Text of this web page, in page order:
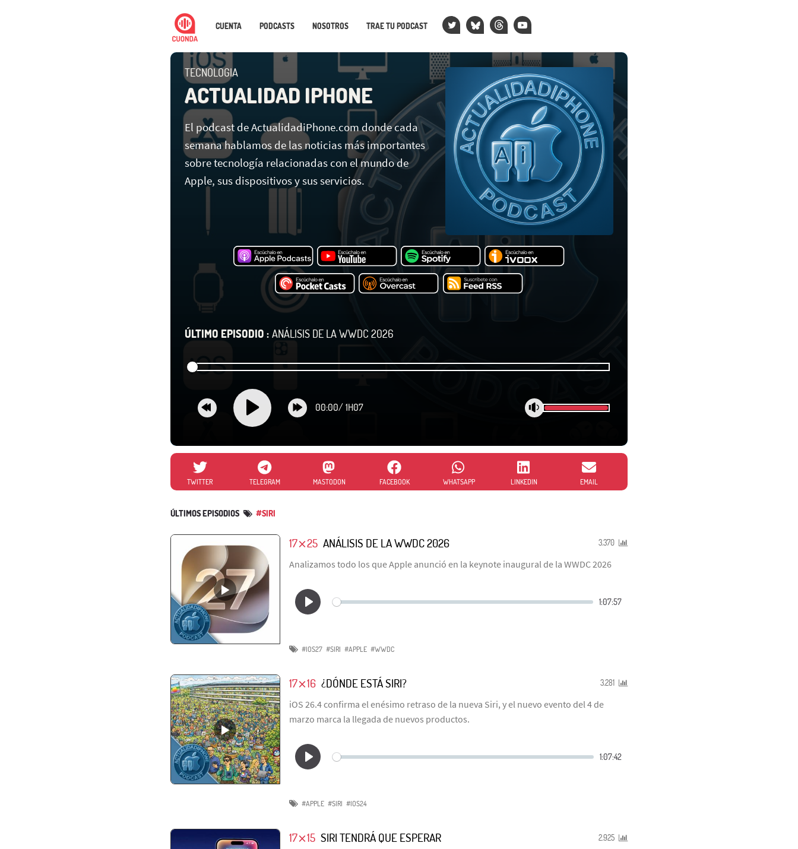
CUENTA PODCASTS NOSOTROS TRAE TU PODCAST
TECNOLOGIA
ACTUALIDAD IPHONE
El podcast de ActualidadiPhone.com donde cada
semana hablamos de las noticias más importantes
sobre tecnología relacionadas con el mundo de
Apple, sus dispositivos y sus servicios.
ÚLTIMO EPISODIO : ANÁLISIS DE LA WWDC 2026
00:00/ 1H07
TWITTER TELEGRAM MASTODON FACEBOOK WHATSAPP LINKEDIN EMAIL
ÚLTIMOS EPISODIOS #SIRI
3.370
17⨯25 ANÁLISIS DE LA WWDC 2026
Analizamos todo los que Apple anunció en la keynote inaugural de la WWDC 2026
#IOS27 #SIRI #APPLE #WWDC
3.281
17⨯16 ¿DÓNDE ESTÁ SIRI?
iOS 26.4 confirma el enésimo retraso de la nueva Siri, y el nuevo evento del 4 de
marzo marca la llegada de nuevos productos.
#APPLE #SIRI #IOS24
2.925
17⨯15 SIRI TENDRÁ QUE ESPERAR